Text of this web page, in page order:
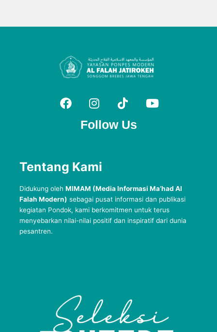
Follow Us
Tentang Kami
Didukung oleh MIMAM (Media Informasi Ma’had Al
Falah Modern) sebagai pusat informasi dan publikasi
kegiatan Pondok, kami berkomitmen untuk terus
menyebarkan nilai-nilai positif dan inspiratif dari dunia
pesantren.